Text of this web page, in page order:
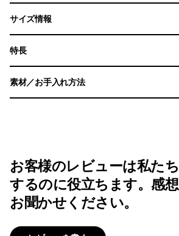
サイズ情報
特長
素材／お手入れ方法
お客様のレビューは私た
するのに役立ちます。感
お聞かせください。